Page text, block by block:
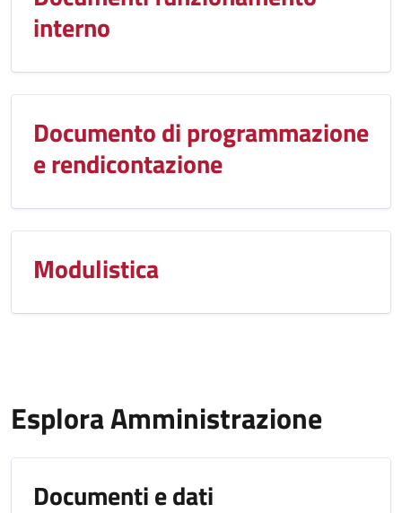
interno
Documento di programmazione
e rendicontazione
Modulistica
Esplora Amministrazione
Documenti e dati